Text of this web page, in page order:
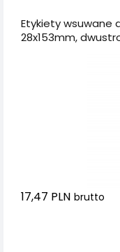
Etykiety wsuwane
28x153mm,
17,47 PLN brutto